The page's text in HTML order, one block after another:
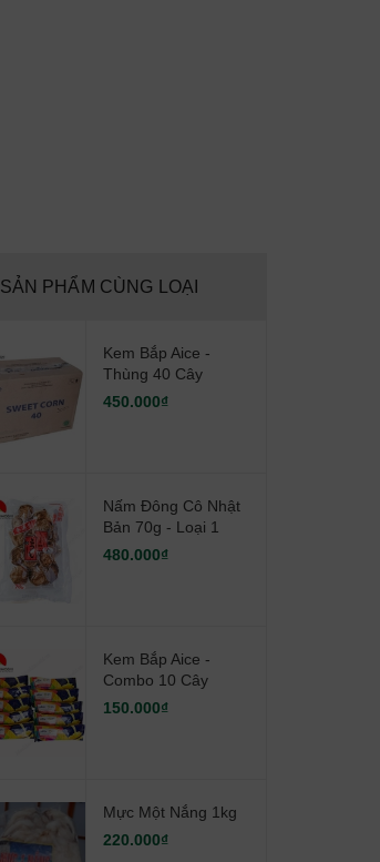
SẢN PHẨM CÙNG LOẠI
Kem Bắp Aice -
Thùng 40 Cây
450.000₫
Nấm Đông Cô Nhật
Bản 70g - Loại 1
480.000₫
Kem Bắp Aice -
Combo 10 Cây
150.000₫
Mực Một Nắng 1kg
220.000₫